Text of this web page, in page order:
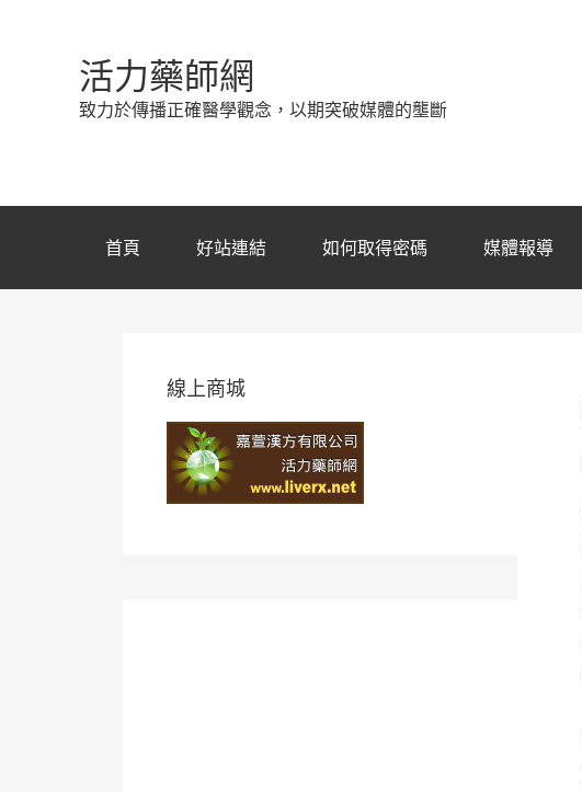
活力藥師網
致力於傳播正確醫學觀念，以期突破媒體的壟斷
首頁 好站連結 如何取得密碼 媒體報導
線上商城